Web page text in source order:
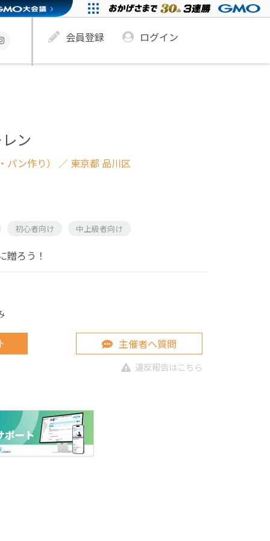
会員登録 ログイン
ン
ン作り） ／ 東京都 品川区
初心者向け 中上級者向け
贈ろう！
主催者へ質問
違反報告はこちら